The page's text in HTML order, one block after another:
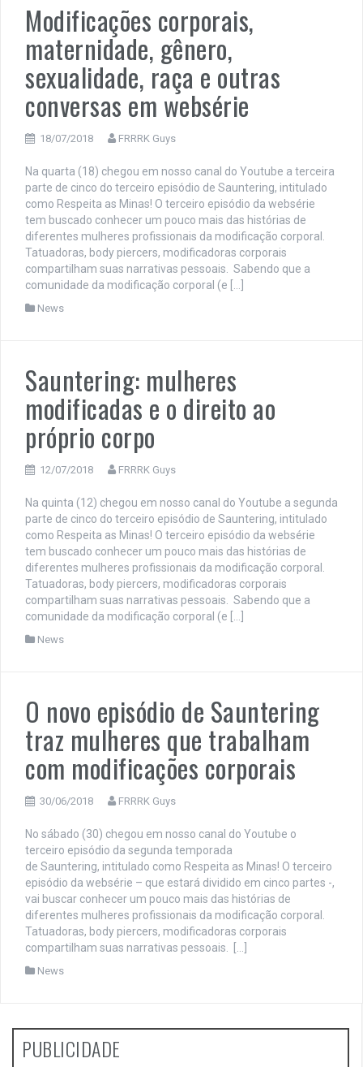
Modificações corporais,
maternidade, gênero,
sexualidade, raça e outras
conversas em websérie
18/07/2018 FRRRK Guys
Na quarta (18) chegou em nosso canal do Youtube a terceira
parte de cinco do terceiro episódio de Sauntering, intitulado
como Respeita as Minas! O terceiro episódio da websérie
tem buscado conhecer um pouco mais das histórias de
diferentes mulheres profissionais da modificação corporal.
Tatuadoras, body piercers, modificadoras corporais
compartilham suas narrativas pessoais. Sabendo que a
comunidade da modificação corporal (e […]
News
Sauntering: mulheres
modificadas e o direito ao
próprio corpo
12/07/2018 FRRRK Guys
Na quinta (12) chegou em nosso canal do Youtube a segunda
parte de cinco do terceiro episódio de Sauntering, intitulado
como Respeita as Minas! O terceiro episódio da websérie
tem buscado conhecer um pouco mais das histórias de
diferentes mulheres profissionais da modificação corporal.
Tatuadoras, body piercers, modificadoras corporais
compartilham suas narrativas pessoais. Sabendo que a
comunidade da modificação corporal (e […]
News
O novo episódio de Sauntering
traz mulheres que trabalham
com modificações corporais
30/06/2018 FRRRK Guys
No sábado (30) chegou em nosso canal do Youtube o
terceiro episódio da segunda temporada
de Sauntering, intitulado como Respeita as Minas! O terceiro
episódio da websérie – que estará dividido em cinco partes -,
vai buscar conhecer um pouco mais das histórias de
diferentes mulheres profissionais da modificação corporal.
Tatuadoras, body piercers, modificadoras corporais
compartilham suas narrativas pessoais. […]
News
PUBLICIDADE